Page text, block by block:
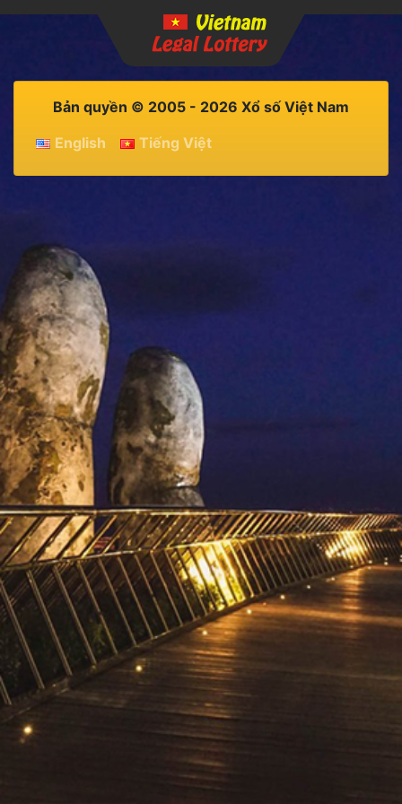
Bản quyền © 2005 - 2026 Xổ số Việt Nam
English
Tiếng Việt